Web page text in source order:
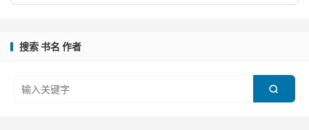
搜索 书名 作者
